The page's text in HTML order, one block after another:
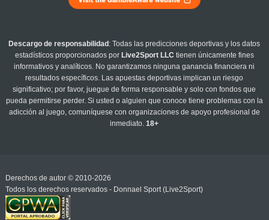
Descargo de responsabilidad : Todas las predicciones deportivas y los datos
estadísticos proporcionados por Live2Sport LLC tienen únicamente fines
informativos y analíticos. No garantizamos ninguna ganancia financiera ni
resultados específicos. Las apuestas deportivas implican un riesgo
significativo; por favor, juegue de forma responsable y solo con fondos que
pueda permitirse perder. Si usted o alguien que conoce tiene problemas con la
adicción al juego, comuníquese con organizaciones de apoyo profesional de
inmediato.18+
Derechos de autor © 2010-2026
Todos los derechos reservados - Donnael Sport (Live2Sport)